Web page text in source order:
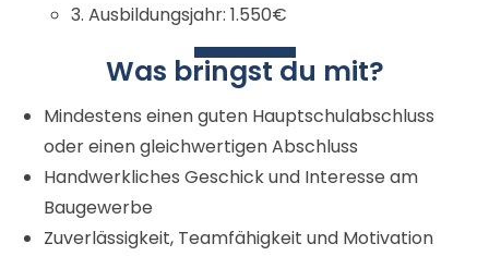
3. Ausbildungsjahr: 1.550€
Was bringst du mit?
Mindestens einen guten Hauptschulabschluss
oder einen gleichwertigen Abschluss
Handwerkliches Geschick und Interesse am
Baugewerbe
Zuverlässigkeit, Teamfähigkeit und Motivation